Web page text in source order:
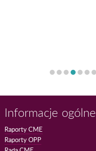
Informacje ogólne
Raporty CME
Raporty OPP